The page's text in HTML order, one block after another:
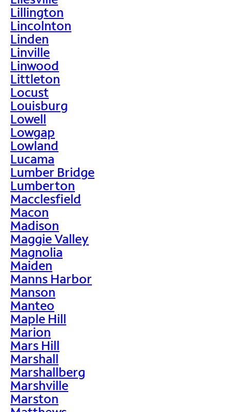
Lillington
Lincolnton
Linden
Linville
Linwood
Littleton
Locust
Louisburg
Lowell
Lowgap
Lowland
Lucama
Lumber Bridge
Lumberton
Macclesfield
Macon
Madison
Maggie Valley
Magnolia
Maiden
Manns Harbor
Manson
Manteo
Maple Hill
Marion
Mars Hill
Marshall
Marshallberg
Marshville
Marston